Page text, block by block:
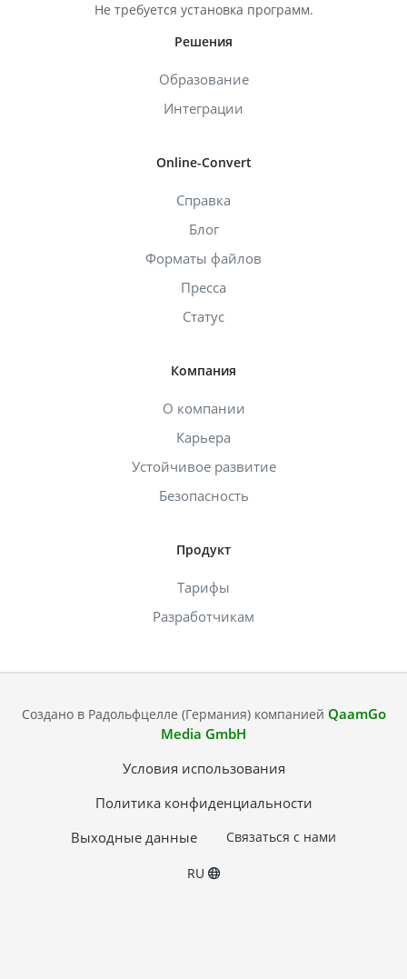
Не требуется установка программ.
Решения
Образование
Интеграции
Online-Convert
Справка
Блог
Форматы файлов
Пресса
Статус
Компания
О компании
Карьера
Устойчивое развитие
Безопасность
Продукт
Тарифы
Разработчикам
Создано в Радольфцелле (Германия) компанией QaamGo
Media GmbH
Условия использования
Политика конфиденциальности
Выходные данные
Связаться с нами
RU